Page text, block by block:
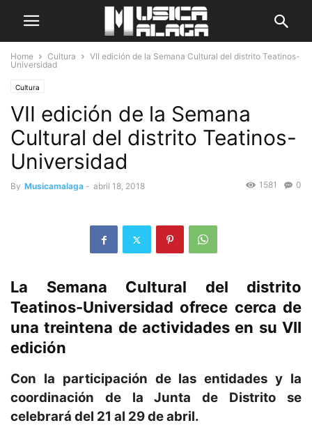
Home Cultura
VII edición de la Semana Cultural del distrito Teatinos-
Universidad
Cultura
VII edición de la Semana
Cultural del distrito Teatinos-
Universidad
By Musicamalaga - abril 18, 2018 0
1581
La Semana Cultural del distrito
Teatinos-Universidad ofrece cerca de
una treintena de actividades en su VII
edición
Con la participación de las entidades y la
coordinación de la Junta de Distrito se
celebrará del 21 al 29 de abril.